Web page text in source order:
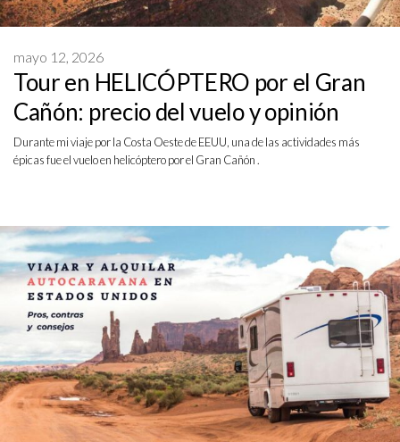
Tour en HELICÓPTERO por el Gran
Cañón: precio del vuelo y opinión
mayo 12, 2026
Durante mi viaje por la Costa Oeste de EEUU, una de las actividades más
épicas fue el vuelo en helicóptero por el Gran Cañón .